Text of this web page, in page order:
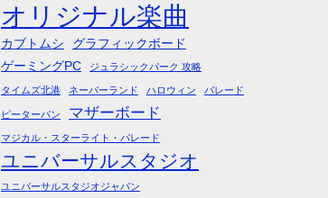
オリジナル楽曲
カブトムシ
グラフィックボード
ゲーミングPC
ジュラシックパーク 攻略
タイムズ北港 ネーバーランド ハロウィン パレード
ピーターパン マザーボード
マジカル・スターライト・パレード
ユニバーサルスタジオ
ユニバーサルスタジオジャパン